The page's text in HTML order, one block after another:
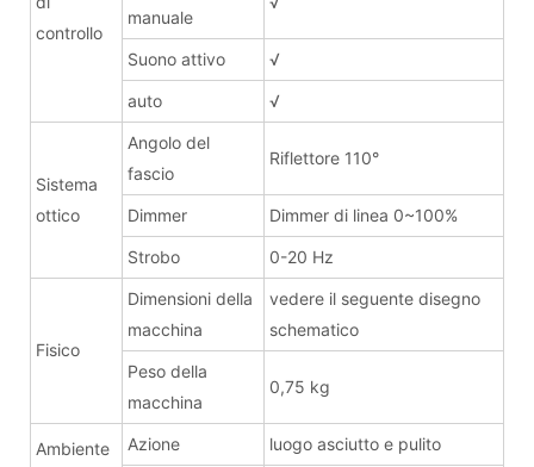
controllo
manuale
Suono attivo √
auto √
Sistema
ottico
Angolo del
fascio
Riflettore 110°
Dimmer Dimmer di linea 0~100%
Strobo 0-20 Hz
Fisico
Dimensioni della
macchina
vedere il seguente disegno
schematico
Peso della
macchina
0,75 kg
Ambiente
Azione luogo asciutto e pulito